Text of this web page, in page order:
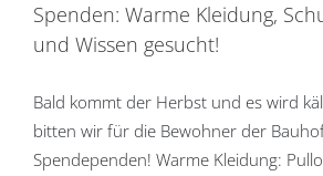
Spenden: Warme Kleidung,
und Wissen gesucht!
Bald kommt der Herbst und es wird
bitten wir für die Bewohner der
Spendependen! Warme Kleidung: